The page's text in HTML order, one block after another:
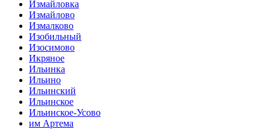
Измайловка
Измайлово
Измалково
Изобильный
Изосимово
Икряное
Ильинка
Ильино
Ильинский
Ильинское
Ильинское-Усово
им Артема